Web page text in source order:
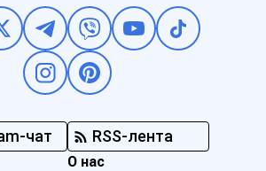
чат RSS-лента
О нас